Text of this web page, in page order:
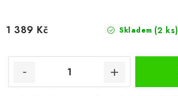
Skladem (2 ks)
1 389 Kč